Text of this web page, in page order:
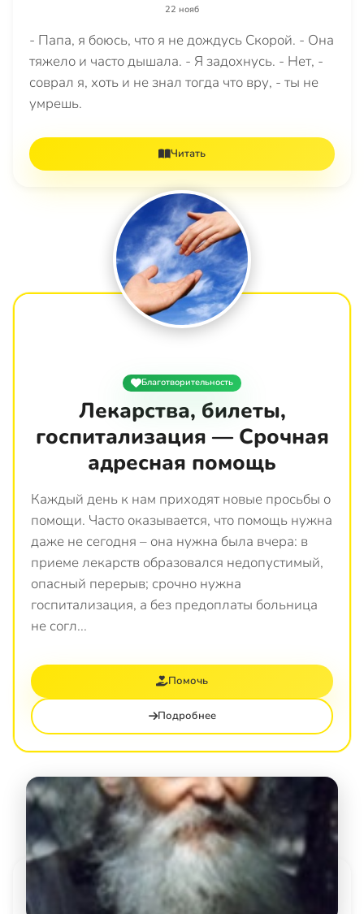
22 нояб
- Папа, я боюсь, что я не дождусь Скорой. - Она
тяжело и часто дышала. - Я задохнусь. - Нет, -
соврал я, хоть и не знал тогда что вру, - ты не
умрешь.
Читать
Благотворительность
Лекарства, билеты,
госпитализация — Срочная
адресная помощь
Каждый день к нам приходят новые просьбы о
помощи. Часто оказывается, что помощь нужна
даже не сегодня – она нужна была вчера: в
приеме лекарств образовался недопустимый,
опасный перерыв; срочно нужна
госпитализация, а без предоплаты больница
не согл...
Помочь
Подробнее